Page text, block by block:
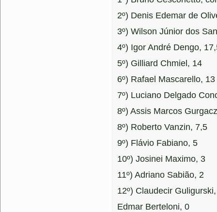
2º) Denis Edemar de
3º) Wilson Júnior dos
4º) Igor André Dengo,
5º) Gilliard Chmiel, 14
6º) Rafael Mascarello, 13
7º) Luciano Delgado
8º) Assis Marcos
8º) Roberto Vanzin, 7,5
9º) Flávio Fabiano, 5
10º) Josinei Maximo, 3
11º) Adriano Sabião, 2
12º) Claudecir
Edmar Berteloni, 0